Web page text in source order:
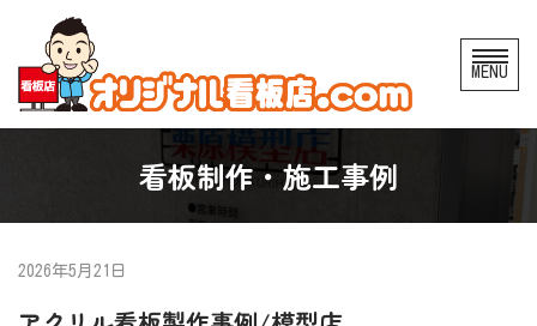
コ
ン
テ
へ
ス
MENU
看板制作・施工事例
2026年5月21日